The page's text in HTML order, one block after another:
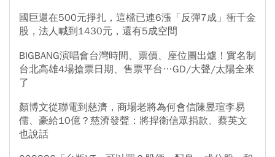
國巨還在500元掙扎，這檔已連6漲「反彈7成」衝千金
股，法人喊到1430元，還有5成空間
BIGBANG演唱會台灣時間、票價、座位圖出爐！實名制
台北高雄4場搶票日期、售票平台…GD/大聲/太陽全來
了
顏博文從聯電到慈濟，商場老將為何會信陳昱瑄李易
儒、豪給10億？慈濟發聲：將捍衛信眾捐款、蔡英文
也說話